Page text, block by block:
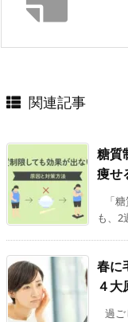
関連記事
糖質
痩せ
「
も、2
春に
４大
過ご